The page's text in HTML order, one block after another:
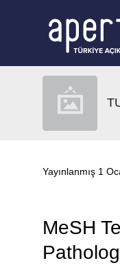
Yayınlanmış 1
MeSH